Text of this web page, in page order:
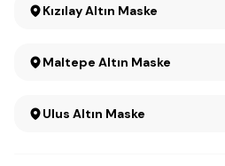
Kızılay Altın Maske
Maltepe Altın Maske
Ulus Altın Maske